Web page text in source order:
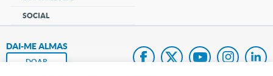
SOCIAL
DAI-ME ALMAS
DOAR